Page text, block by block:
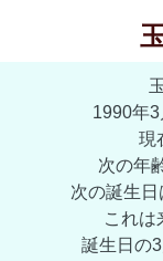
1990年3
現
次の年
次の誕生日
これは
誕生日の